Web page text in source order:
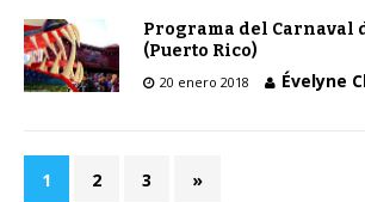
Programa del Carnaval
(Puerto Rico)
20 enero 2018 Évelyne
1 2 3 »